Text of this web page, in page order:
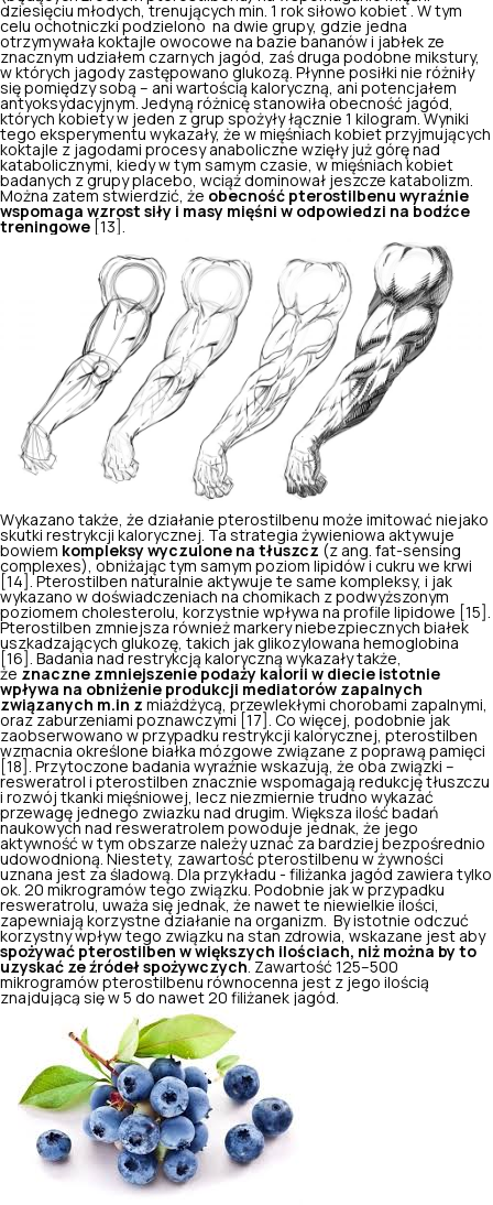
dziesięciu młodych, trenujących min. 1 rok siłowo kobiet . W tym
celu ochotniczki podzielono na dwie grupy, gdzie jedna
otrzymywała koktajle owocowe na bazie bananów i jabłek ze
znacznym udziałem czarnych jagód, zaś druga podobne mikstury,
w których jagody zastępowano glukozą. Płynne posiłki nie różniły
się pomiędzy sobą – ani wartością kaloryczną, ani potencjałem
antyoksydacyjnym. Jedyną różnicę stanowiła obecność jagód,
których kobiety w jeden z grup spożyły łącznie 1 kilogram. Wyniki
tego eksperymentu wykazały, że w mięśniach kobiet przyjmujących
koktajle z jagodami procesy anaboliczne wzięły już górę nad
katabolicznymi, kiedy w tym samym czasie, w mięśniach kobiet
badanych z grupy placebo, wciąż dominował jeszcze katabolizm.
Można zatem stwierdzić, że obecność pterostilbenu wyraźnie
wspomaga wzrost siły i masy mięśni w odpowiedzi na bodźce
treningowe [13].
Wykazano także, że działanie pterostilbenu może imitować niejako
skutki restrykcji kalorycznej. Ta strategia żywieniowa aktywuje
bowiem kompleksy wyczulone na tłuszcz (z ang. fat-sensing
complexes), obniżając tym samym poziom lipidów i cukru we krwi
[14]. Pterostilben naturalnie aktywuje te same kompleksy, i jak
wykazano w doświadczeniach na chomikach z podwyższonym
poziomem cholesterolu, korzystnie wpływa na profile lipidowe [15].
Pterostilben zmniejsza również markery niebezpiecznych białek
uszkadzających glukozę, takich jak glikozylowana hemoglobina
[16]. Badania nad restrykcją kaloryczną wykazały także,
że znaczne zmniejszeniepodaży kalorii w diecie istotnie
wpływa na obniżenie produkcji mediatorów zapalnych
związanych m.in z miażdżycą, przewlekłymi chorobami zapalnymi,
oraz zaburzeniami poznawczymi [17]. Co więcej, podobnie jak
zaobserwowano w przypadku restrykcji kalorycznej, pterostilben
wzmacnia określone białka mózgowe związane z poprawą pamięci
[18]. Przytoczone badania wyraźnie wskazują, że oba związki –
resweratrol i pterostilben znacznie wspomagają redukcję tłuszczu
i rozwój tkanki mięśniowej, lecz niezmiernie trudno wykazać
przewagę jednego zwiazku nad drugim. Większa ilość badań
naukowych nad resweratrolem powoduje jednak, że jego
aktywność w tym obszarze należy uznać za bardziej bezpośrednio
udowodnioną. Niestety, zawartość pterostilbenu w żywności
uznana jest za śladową. Dla przykładu - filiżanka jagód zawiera tylko
ok. 20 mikrogramów tego związku. Podobnie jak w przypadku
resweratrolu, uważa się jednak, że nawet te niewielkie ilości,
zapewniają korzystne działanie na organizm. By istotnie odczuć
korzystny wpływ tego związku na stan zdrowia, wskazane jest aby
spożywać pterostilben w większych ilościach, niż można by to
uzyskać ze źródeł spożywczych . Zawartość 125–500
mikrogramów pterostilbenu równocenna jest z jego ilością
znajdującą się w 5 do nawet 20 filiżanek jagód.